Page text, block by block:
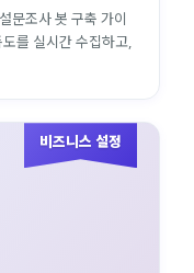
문조사 봇 구축 가이
를 실시간 수집하고,
비즈니스 설정